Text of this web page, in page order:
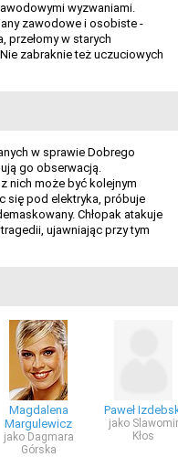
wyzwaniami.
zawodowe i osobiste -
przełomy w starych
zabraknie też uczuciowych
w sprawie Dobrego
go obserwacją.
nich może być kolejnym
się pod elektryka, próbuje
Chłopak atakuje
ujawniając przy tym
Magdalena
Margulewicz
jako Dagmara
Górska
Paweł
jako Slawomir
Kłos